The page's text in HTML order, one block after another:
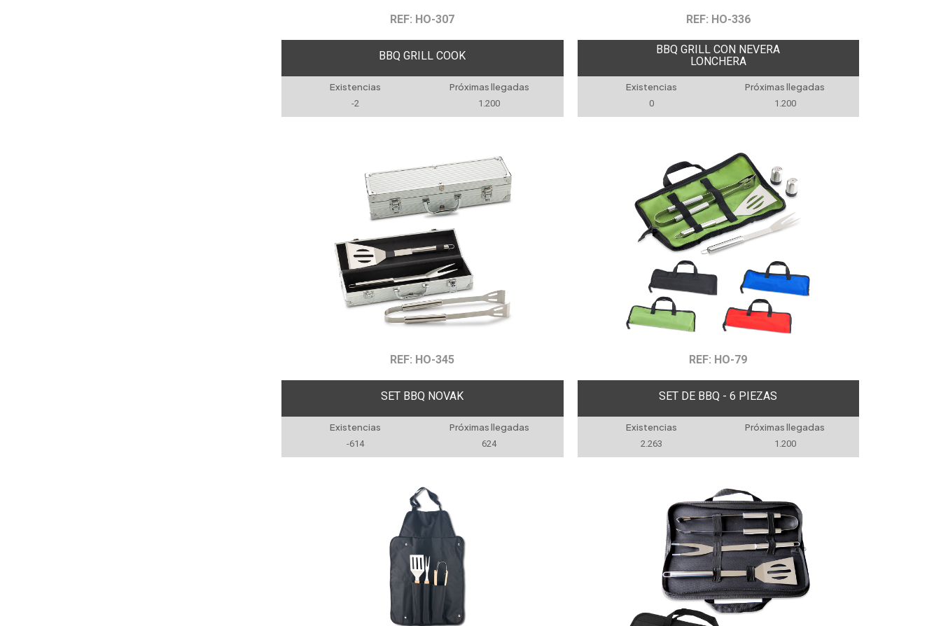
REF: HO-307
BBQ GRILL COOK
Existencias
-2
Próximas llegadas
1.200
REF: HO-336
BBQ GRILL CON NEVERA
LONCHERA
Existencias
0
Próximas llegadas
1.200
REF: HO-345
SET BBQ NOVAK
Existencias
-614
Próximas llegadas
624
REF: HO-79
SET DE BBQ - 6 PIEZAS
Existencias
2.263
Próximas llegadas
1.200